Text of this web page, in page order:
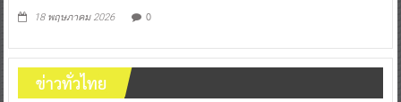
18 พฤษภาคม 2026 0
ข่าวทั่วไทย